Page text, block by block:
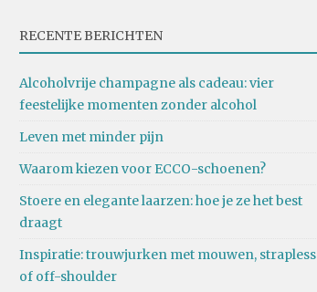
RECENTE BERICHTEN
Alcoholvrije champagne als cadeau: vier
feestelijke momenten zonder alcohol
Leven met minder pijn
Waarom kiezen voor ECCO-schoenen?
Stoere en elegante laarzen: hoe je ze het best
draagt
Inspiratie: trouwjurken met mouwen, strapless
of off-shoulder